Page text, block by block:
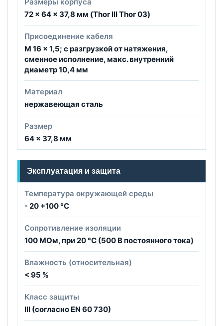
Размеры корпуса
72 x 64 x 37,8 мм (Thor III Thor 03)
Присоединение кабеля
M 16 x 1,5; с разгрузкой от натяжения,
сменное исполнение, макс. внутренний
диаметр 10,4 мм
Материал
нержавеющая сталь
Размер
64 × 37,8 мм
Эксплуатация и защита
Температура окружающей среды
- 20 +100 °C
Сопротивление изоляции
100 МОм, при 20 °C (500 В постоянного тока)
Влажность (относительная)
< 95 %
Класс защиты
III (согласно EN 60 730)